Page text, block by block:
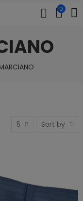
0
5 Sort by